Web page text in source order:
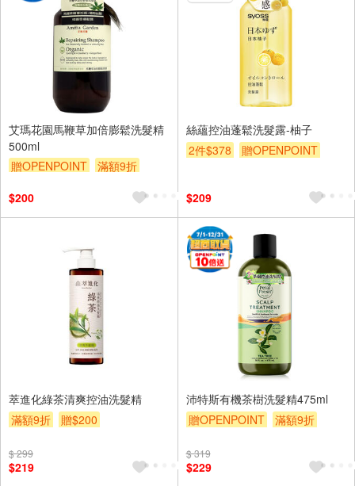
艾瑪花園馬鞭草加倍膨鬆洗髮精
500ml
贈OPENPOINT
滿額9折
$200
絲蘊控油蓬鬆洗髮露-柚子
2件$378
贈OPENPOINT
$209
萃進化綠茶清爽控油洗髮精
滿額9折
贈$200
$ 299
$219
沛特斯有機茶樹洗髮精475ml
贈OPENPOINT
滿額9折
$ 319
$229